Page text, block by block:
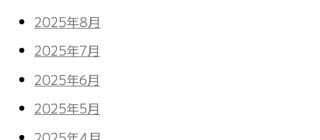
2025年8月
2025年7月
2025年6月
2025年5月